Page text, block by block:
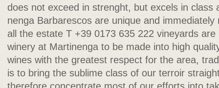
does not exceed in strenght, but excels in class
nenga Barbarescos are unique and
all the estate T +39 0173 635 222 vineyards
winery at Martinenga to be made into high
wines with the greatest respect for the area,
is to bring the sublime class of our terroir